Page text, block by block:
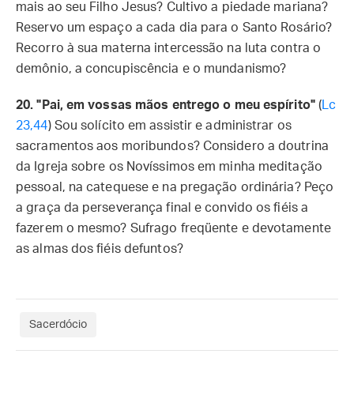
mais ao seu Filho Jesus? Cultivo a piedade mariana?
Reservo um espaço a cada dia para o Santo Rosário?
Recorro à sua materna intercessão na luta contra o
demônio, a concupiscência e o mundanismo?
20. "Pai, em vossas mãos entrego o meu espírito"( Lc
23,44) Sou solícito em assistir e administrar os
sacramentos aos moribundos? Considero a doutrina
da Igreja sobre os Novíssimos em minha meditação
pessoal, na catequese e na pregação ordinária? Peço
a graça da perseverança final e convido os fiéis a
fazerem o mesmo? Sufrago freqüente e devotamente
as almas dos fiéis defuntos?
Sacerdócio